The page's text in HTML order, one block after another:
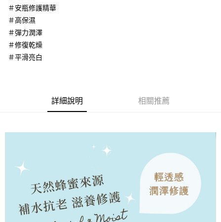
AFTEE先享後付是「在收到商品之後才付款」的支付方式。 讓您購物簡單
便利好安心！
１．簡單：不需註冊會員、不需綁卡、不需儲值。
２．便利：只要手機號碼，簡訊認證，即可結帳。
【「AFTEE先享後付」結帳流程】
ATM／網路銀行／等多元方式進行付款，方視為交易完成。
※ 請注意：結帳手續完成當下不需立刻繳費，但若您需要取消訂單，請聯絡
是否繳費成功／繳費後需取消欲退款等相關疑問，請聯繫「AFTEE先享後付
https://netprotections.freshdesk.com/support/home
【注意事項】
１．透過由恩沛科技股份有限公司提供之「AFTEE先享後付」服務完成之交
易，需依本服務之必要範圍內提供個人資料，並將交易相關給付款項請求債
權轉讓予恩沛科技股份有限公司。
２．關於個人資料處理事宜，請瀏覽以下網址：
https://aftee.tw/terms/#terms3
全家取貨付款
每筆NT$60，滿NT$600(含以上)免運費
每筆NT$100，滿NT$600(含以上)免運費
海外配送 查看運費
＃安瓶修護精華
＃高保濕
＃彈力潤澤
＃修復乾燥
＃平滑亮白
詳細說明 相關推薦